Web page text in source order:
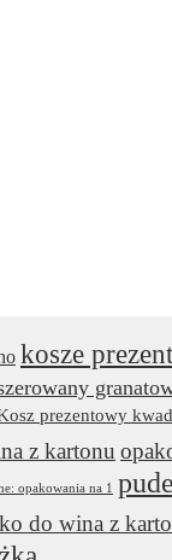
kosze
prezentowy
z kartonu
opakowania na 1
do wina z